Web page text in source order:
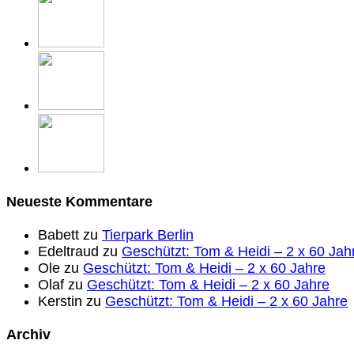
Neueste Kommentare
Babett zu Tierpark Berlin
Edeltraud zu Geschützt: Tom & Heidi – 2 x 60
Ole zu Geschützt: Tom & Heidi – 2 x 60 Jahre
Olaf zu Geschützt: Tom & Heidi – 2 x 60 Jahre
Kerstin zu Geschützt: Tom & Heidi – 2 x 60 Jahre
Archiv